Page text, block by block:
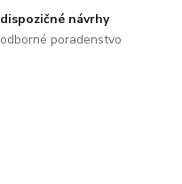
dispozičné návrhy
odborné poradenstvo